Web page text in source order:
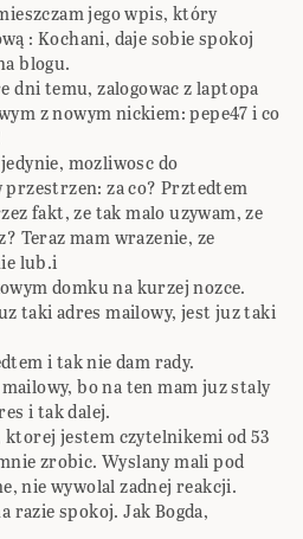
jego wpis, który
: Kochani, daje sobie spokoj
blogu.
dni temu, zalogowac z laptopa
z nowym nickiem: pepe47 i co
mozliwosc do
przestrzen: za co? Prztedtem
fakt, ze tak malo uzywam, ze
Teraz mam wrazenie, ze
lub.i
domku na kurzej nozce.
taki adres mailowy, jest juz taki
i tak nie dam rady.
bo na ten mam juz staly
i tak dalej.
ktorej jestem czytelnikemi od 53
zrobic. Wyslany mali pod
nie wywolal zadnej reakcji.
razie spokoj. Jak Bogda,